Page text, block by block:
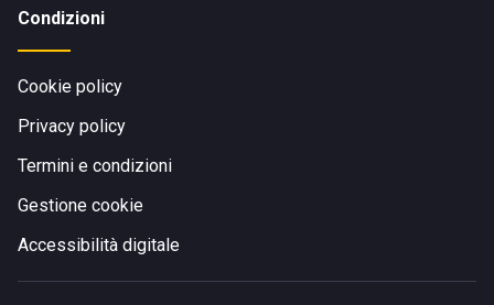
Condizioni
Cookie policy
Privacy policy
Termini e condizioni
Gestione cookie
Accessibilità digitale